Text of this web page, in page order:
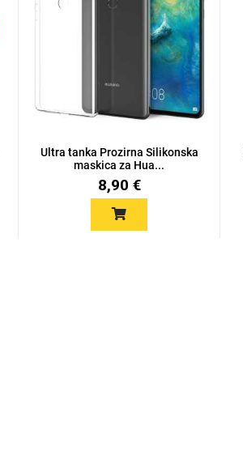
Ultra tanka Prozirna Silikonska
maskica za Hua...
8,90 €